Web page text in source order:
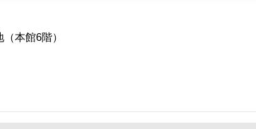
本館6階）